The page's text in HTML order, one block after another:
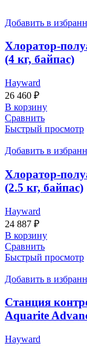
Добавить в
Хлоратор-
(4 кг, байпас)
Hayward
26 460 ₽
В корзину
Сравнить
Быстрый просмотр
Добавить в
Хлоратор-
(2.5 кг, байпас)
Hayward
24 887 ₽
В корзину
Сравнить
Быстрый просмотр
Добавить в
Станция
Aquarite
Hayward